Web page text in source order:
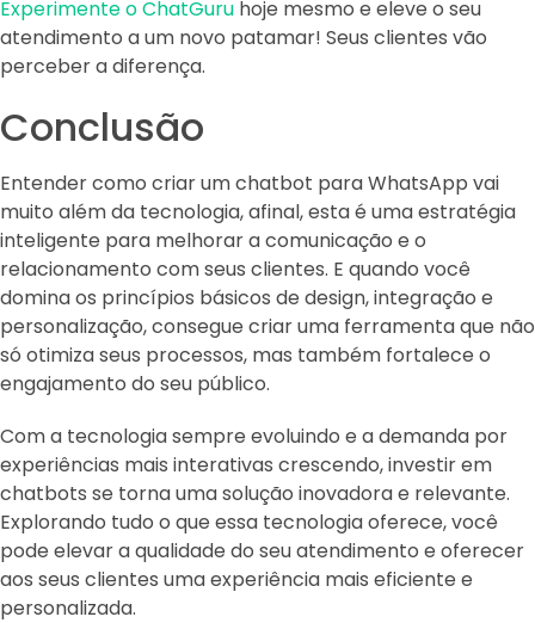
Experimente o ChatGuru hoje mesmo e eleve o seu
atendimento a um novo patamar! Seus clientes vão
perceber a diferença.
Conclusão
Entender como criar um chatbot para WhatsApp vai
muito além da tecnologia, afinal, esta é uma estratégia
inteligente para melhorar a comunicação e o
relacionamento com seus clientes. E quando você
domina os princípios básicos de design, integração e
personalização, consegue criar uma ferramenta que não
só otimiza seus processos, mas também fortalece o
engajamento do seu público.
Com a tecnologia sempre evoluindo e a demanda por
experiências mais interativas crescendo, investir em
chatbots se torna uma solução inovadora e relevante.
Explorando tudo o que essa tecnologia oferece, você
pode elevar a qualidade do seu atendimento e oferecer
aos seus clientes uma experiência mais eficiente e
personalizada.